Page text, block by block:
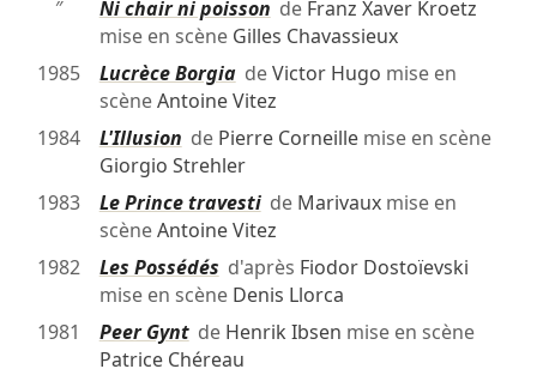
″ Ni chair ni poisson de Franz Xaver Kroetz
mise en scène Gilles Chavassieux
1985
Lucrèce BorgiadeVictor Hugo mise en
scèneAntoine Vitez
1984
L'Illusion de Pierre Corneillemise en scène
Giorgio Strehler
1983
Le Prince travestide Marivauxmise en
scèneAntoine Vitez
1982
Les Possédés d'après Fiodor Dostoïevski
mise en scène Denis Llorca
1981
Peer Gyntde Henrik Ibsen mise en scène
Patrice Chéreau